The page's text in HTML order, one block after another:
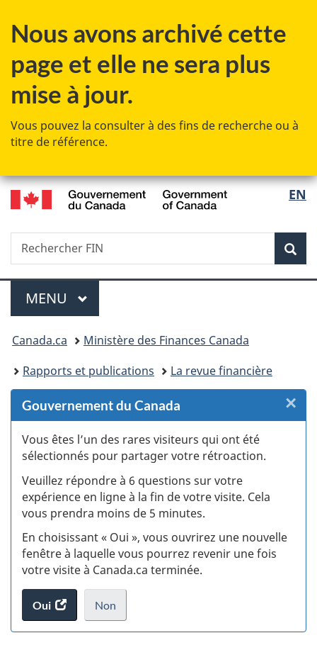
au
des
au
principal
à
Au
»
à
version
Nous avons archivé cette
page et elle ne sera plus
mise à jour.
Vous pouvez la consulter à des fins de recherche ou à
titre de référence.
de
la
EN
Recherche
Rechercher
FIN
Menu
MENU PRINCIPAL
Vous
êtes
ici :
Canada.ca
Ministère des Finances Canada
Rapports et publications
La revue financière
Gouvernement du Canada
Vous êtes l’un des rares visiteurs qui ont été
sélectionnés pour partager votre rétroaction.
Veuillez répondre à 6 questions sur votre
expérience en ligne à la fin de votre visite. Cela
vous prendra moins de 5 minutes.
En choisissant « Oui », vous ouvrirez une nouvelle
fenêtre à laquelle vous pourrez revenir une fois
votre visite à Canada.ca terminée.
Oui
accéder
au
Non
je
.
×